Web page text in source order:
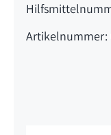
Artikelnummer: